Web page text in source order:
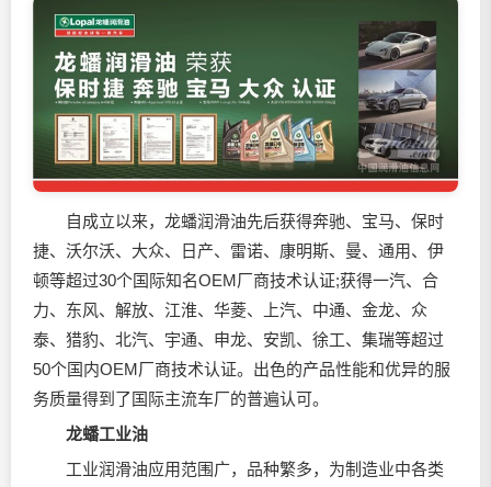
自成立以来，龙蟠润滑油先后获得奔驰、宝马、保时
捷、沃尔沃、大众、日产、雷诺、康明斯、曼、通用、伊
顿等超过30个国际知名OEM厂商技术认证;获得一汽、合
力、东风、解放、江淮、华菱、上汽、中通、金龙、众
泰、猎豹、北汽、宇通、申龙、安凯、徐工、集瑞等超过
50个国内OEM厂商技术认证。出色的产品性能和优异的服
务质量得到了国际主流车厂的普遍认可。
龙蟠工业油
工业润滑油应用范围广，品种繁多，为制造业中各类